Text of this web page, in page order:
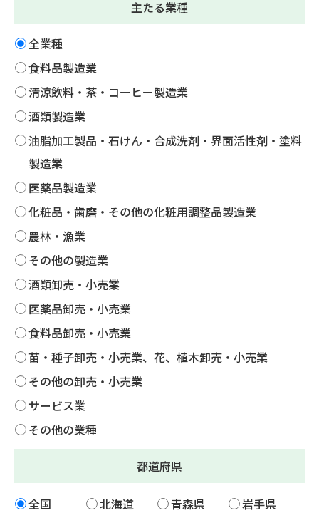
主たる業種
全業種
食料品製造業
清涼飲料・茶・コーヒー製造業
酒類製造業
油脂加工製品・石けん・合成洗剤・界面活性剤・塗料
製造業
医薬品製造業
化粧品・歯磨・その他の化粧用調整品製造業
農林・漁業
その他の製造業
酒類卸売・小売業
医薬品卸売・小売業
食料品卸売・小売業
苗・種子卸売・小売業、花、植木卸売・小売業
その他の卸売・小売業
サービス業
その他の業種
都道府県
全国 北海道 青森県
岩手県